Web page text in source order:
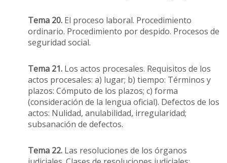
Tema 20. El proceso laboral. Procedimiento
ordinario. Procedimiento por despido. Procesos de
seguridad social.
Tema 21. Los actos procesales. Requisitos de los
actos procesales: a) lugar; b) tiempo: Términos y
plazos: Cómputo de los plazos; c) forma
(consideración de la lengua oficial). Defectos de los
actos: Nulidad, anulabilidad, irregularidad;
subsanación de defectos.
Tema 22. Las resoluciones de los órganos